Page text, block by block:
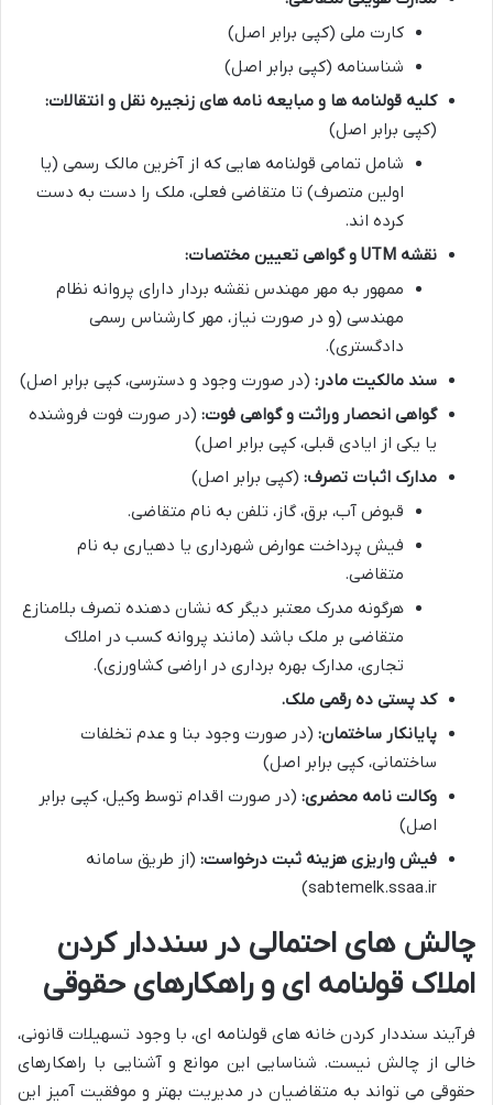
کارت ملی (کپی برابر اصل)
شناسنامه (کپی برابر اصل)
کلیه قولنامه ها و مبایعه نامه های زنجیره نقل و انتقالات:
(کپی برابر اصل)
شامل تمامی قولنامه هایی که از آخرین مالک رسمی (یا
اولین متصرف) تا متقاضی فعلی، ملک را دست به دست
کرده اند.
نقشه UTM و گواهی تعیین مختصات:
ممهور به مهر مهندس نقشه بردار دارای پروانه نظام
مهندسی (و در صورت نیاز، مهر کارشناس رسمی
دادگستری).
سند مالکیت مادر: (در صورت وجود و دسترسی، کپی برابر اصل)
گواهی انحصار وراثت و گواهی فوت: (در صورت فوت فروشنده
یا یکی از ایادی قبلی، کپی برابر اصل)
مدارک اثبات تصرف: (کپی برابر اصل)
قبوض آب، برق، گاز، تلفن به نام متقاضی.
فیش پرداخت عوارض شهرداری یا دهیاری به نام
متقاضی.
هرگونه مدرک معتبر دیگر که نشان دهنده تصرف بلامنازع
متقاضی بر ملک باشد (مانند پروانه کسب در املاک
تجاری، مدارک بهره برداری در اراضی کشاورزی).
کد پستی ده رقمی ملک.
پایانکار ساختمان: (در صورت وجود بنا و عدم تخلفات
ساختمانی، کپی برابر اصل)
وکالت نامه محضری: (در صورت اقدام توسط وکیل، کپی برابر
اصل)
فیش واریزی هزینه ثبت درخواست: (از طریق سامانه
sabtemelk.ssaa.ir)
چالش های احتمالی در سنددار کردن
املاک قولنامه ای و راهکارهای حقوقی
فرآیند سنددار کردن خانه های قولنامه ای، با وجود تسهیلات قانونی،
خالی از چالش نیست. شناسایی این موانع و آشنایی با راهکارهای
حقوقی می تواند به متقاضیان در مدیریت بهتر و موفقیت آمیز این